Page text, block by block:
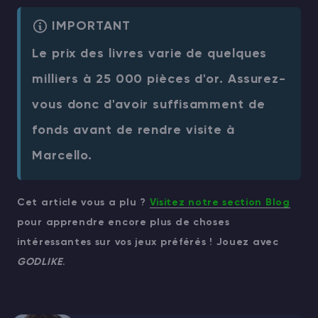
IMPORTANT
Le prix des livres varie de quelques
milliers à 25 000 pièces d'or. Assurez-
vous donc d'avoir suffisamment de
fonds avant de rendre visite à
Marcello.
Cet article vous a plu ? Visitez notre section Blog
pour apprendre encore plus de choses
intéressantes sur vos jeux préférés ! Jouez avec
GODLIKE.